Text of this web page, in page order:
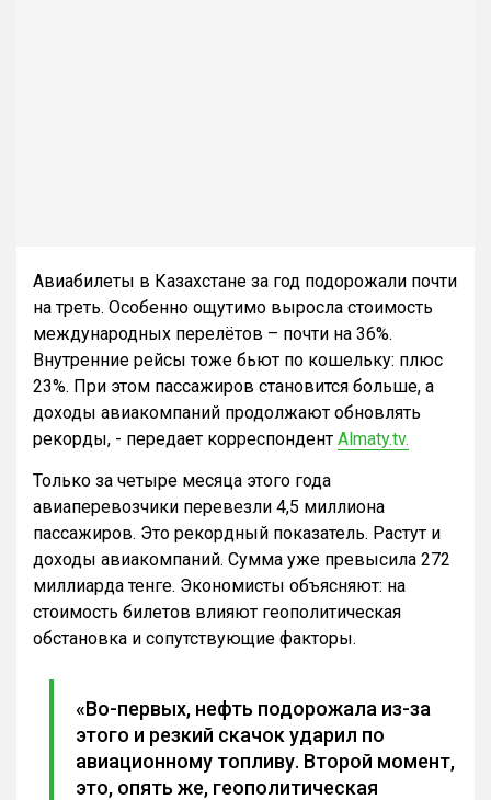
Авиабилеты в Казахстане за год подорожали почти
на треть. Особенно ощутимо выросла стоимость
международных перелётов – почти на 36%.
Внутренние рейсы тоже бьют по кошельку: плюс
23%. При этом пассажиров становится больше, а
доходы авиакомпаний продолжают обновлять
рекорды, - передает корреспондент Almaty.tv.
Только за четыре месяца этого года
авиаперевозчики перевезли 4,5 миллиона
пассажиров. Это рекордный показатель. Растут и
доходы авиакомпаний. Сумма уже превысила 272
миллиарда тенге. Экономисты объясняют: на
стоимость билетов влияют геополитическая
обстановка и сопутствующие факторы.
«Во-первых, нефть подорожала из-за
этого и резкий скачок ударил по
авиационному топливу. Второй момент,
это, опять же, геополитическая